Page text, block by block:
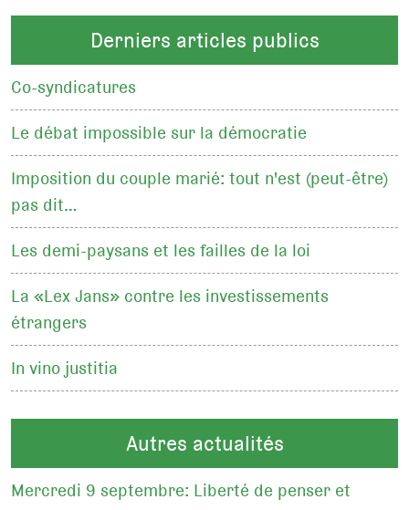
Derniers articles publics
Co-syndicatures
Le débat impossible sur la démocratie
Imposition du couple marié: tout n'est (peut-être)
pas dit…
Les demi-paysans et les failles de la loi
La «Lex Jans» contre les investissements
étrangers
In vino justitia
Autres actualités
Mercredi 9 septembre: Liberté de penser et